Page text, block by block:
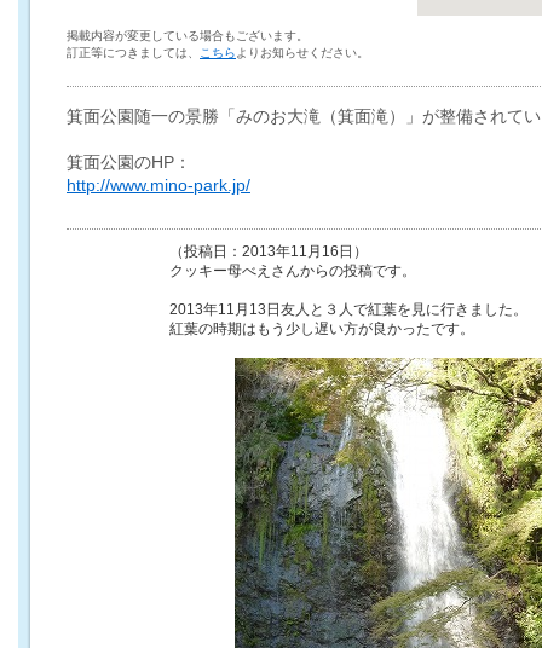
掲載内容が変更している場合もございます。
訂正等につきましては、
こちら よりお知らせください。
箕面公園随一の景勝「みのお大滝（箕面滝）」が整備されて
箕面公園のHP：
http://www.mino-park.jp/
（投稿日：2013年11月16日）
クッキー母べえさんからの投稿です。
2013年11月13日友人と３人で紅葉を見に行きました。
紅葉の時期はもう少し遅い方が良かったです。